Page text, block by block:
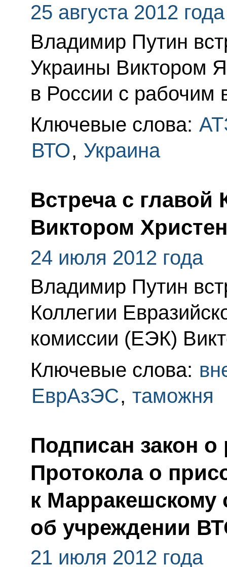
25 августа 2012 года
Владимир Путин
Украины Виктором
в России с рабочим
Ключевые слова:
ВТО, Украина
Встреча с главой
Виктором
24 июля 2012 года
Владимир Путин
Коллегии
комиссии (ЕЭК)
Ключевые слова:
ЕврАзЭС, таможня
Подписан закон
Протокола о
к Марракешскому
об учреждении
21 июля 2012 года